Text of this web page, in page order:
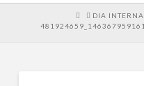
HOME
DIA